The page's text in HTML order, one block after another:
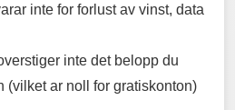
inte for forlust av vinst, data
inte det belopp du
(vilket ar noll for gratiskonton)